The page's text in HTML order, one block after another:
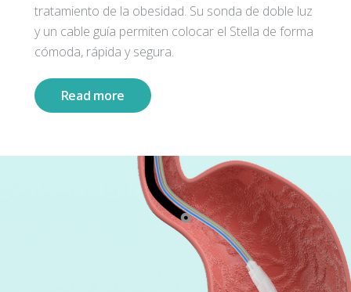
tratamiento de la obesidad. Su sonda de doble luz
y un cable guía permiten colocar el Stella de forma
cómoda, rápida y segura.
Read more